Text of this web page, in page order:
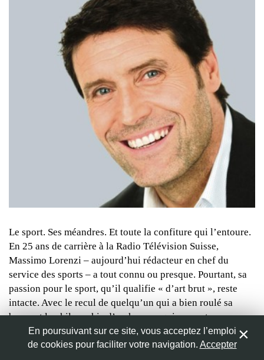
Commentaire
Enregistrer mon nom, mon e-mail et mon site web dans le
navigateur pour mon prochain commentaire.
Le sport. Ses méandres. Et toute la confiture qui l’entoure.
En 25 ans de carrière à la Radio Télévision Suisse,
Massimo Lorenzi – aujourd’hui rédacteur en chef du
service des sports – a tout connu ou presque. Pourtant, sa
passion pour le sport, qu’il qualifie « d’art brut », reste
intacte. Avec le recul de quelqu’un qui a bien roulé sa
bosse et la philosophie d’un homme qui ne veut pas
renoncer à ses rêves d’enfants, il nous livre, à un mois de
la Coupe du monde de football, son point de vue et ses
En poursuivant sur ce site, vous acceptez l’emploi
de cookies pour faciliter votre navigation. Accepter